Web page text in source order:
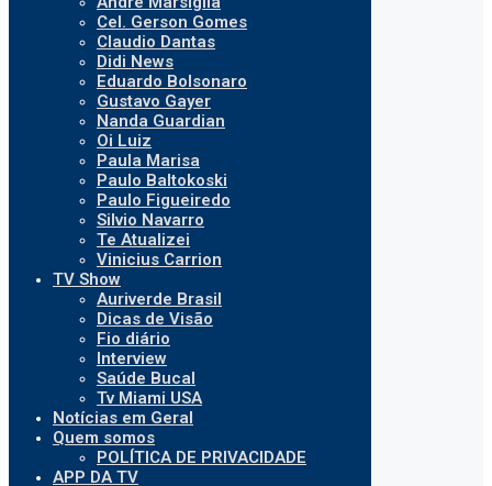
Cel. Gerson Gomes
Claudio Dantas
Didi News
Eduardo Bolsonaro
Gustavo Gayer
Nanda Guardian
Oi Luiz
Paula Marisa
Paulo Baltokoski
Paulo Figueiredo
Silvio Navarro
Te Atualizei
Vinicius Carrion
TV Show
Auriverde Brasil
Dicas de Visão
Fio diário
Interview
Saúde Bucal
Tv Miami USA
Notícias em Geral
Quem somos
POLÍTICA DE PRIVACIDADE
APP DA TV